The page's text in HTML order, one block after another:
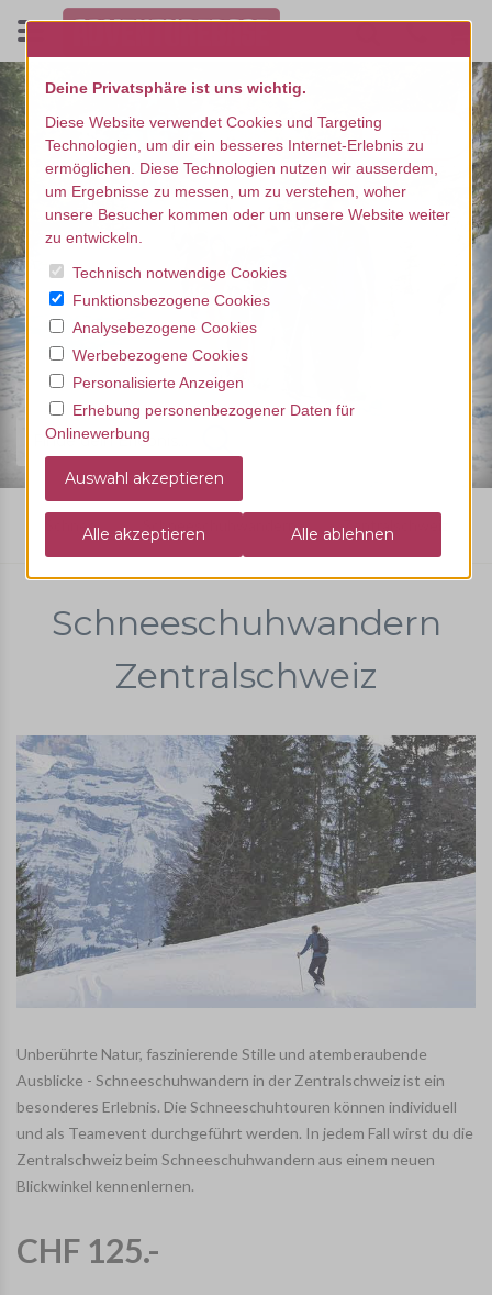
Finde dein Erlebnis...
Schnee Schneeschuhwandern Zentralschweiz
Schneeschuhwandern
Zentralschweiz
Unberührte Natur, faszinierende Stille und atemberaubende
Ausblicke - Schneeschuhwandern in der Zentralschweiz ist ein
besonderes Erlebnis. Die Schneeschuhtouren können individuell
und als Teamevent durchgeführt werden. In jedem Fall wirst du die
Zentralschweiz beim Schneeschuhwandern aus einem neuen
Blickwinkel kennenlernen.
CHF 125.-
Deine Privatsphäre ist uns wichtig.
Diese Website verwendet Cookies und Targeting
Technologien, um dir ein besseres Internet-Erlebnis zu
ermöglichen. Diese Technologien nutzen wir ausserdem,
um Ergebnisse zu messen, um zu verstehen, woher
unsere Besucher kommen oder um unsere Website weiter
zu entwickeln.
Technisch notwendige Cookies
Funktionsbezogene Cookies
Analysebezogene Cookies
Werbebezogene Cookies
Personalisierte Anzeigen
Erhebung personenbezogener Daten für
Onlinewerbung